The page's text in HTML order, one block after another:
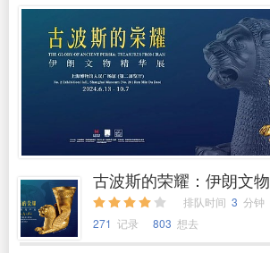
古波斯的荣耀：伊朗文
排队时间 3 分钟
271 记录 803 想去